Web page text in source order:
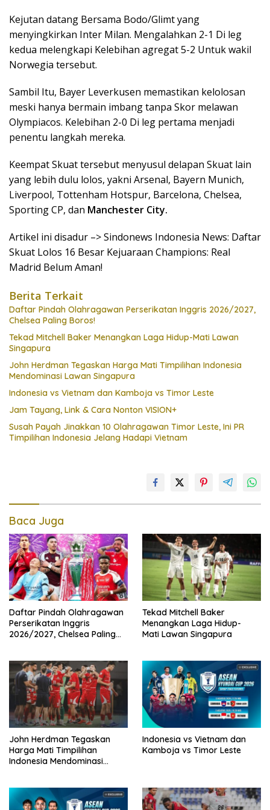
Kejutan datang Bersama Bodo/Glimt yang
menyingkirkan Inter Milan. Mengalahkan 2-1 Di leg
kedua melengkapi Kelebihan agregat 5-2 Untuk wakil
Norwegia tersebut.
Sambil Itu, Bayer Leverkusen memastikan kelolosan
meski hanya bermain imbang tanpa Skor melawan
Olympiacos. Kelebihan 2-0 Di leg pertama menjadi
penentu langkah mereka.
Keempat Skuat tersebut menyusul delapan Skuat lain
yang lebih dulu lolos, yakni Arsenal, Bayern Munich,
Liverpool, Tottenham Hotspur, Barcelona, Chelsea,
Sporting CP, dan Manchester City.
Artikel ini disadur –> Sindonews Indonesia News: Daftar
Skuat Lolos 16 Besar Kejuaraan Champions: Real
Madrid Belum Aman!
Berita Terkait
Daftar Pindah Olahragawan Perserikatan Inggris 2026/2027,
Chelsea Paling Boros!
Tekad Mitchell Baker Menangkan Laga Hidup-Mati Lawan
Singapura
John Herdman Tegaskan Harga Mati Timpilihan Indonesia
Mendominasi Lawan Singapura
Indonesia vs Vietnam dan Kamboja vs Timor Leste
Jam Tayang, Link & Cara Nonton VISION+
Susah Payah Jinakkan 10 Olahragawan Timor Leste, Ini PR
Timpilihan Indonesia Jelang Hadapi Vietnam
Baca Juga
Daftar Pindah Olahragawan
Perserikatan Inggris
2026/2027, Chelsea Paling
Tekad Mitchell Baker
Menangkan Laga Hidup-
Mati Lawan Singapura
John Herdman Tegaskan
Harga Mati Timpilihan
Indonesia Mendominasi
Indonesia vs Vietnam dan
Kamboja vs Timor Leste